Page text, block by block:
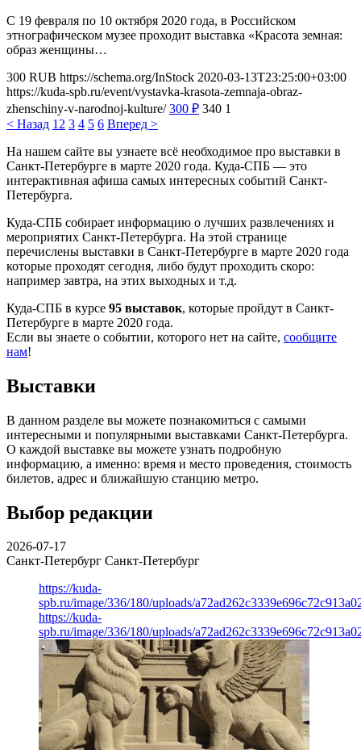
С 19 февраля по 10 октября 2020 года, в Российском
этнографическом музее проходит выставка «Красота земная:
образ женщины…
300 RUB https://schema.org/InStock 2020-03-13T23:25:00+03:00
https://kuda-spb.ru/event/vystavka-krasota-zemnaja-obraz-
zhenschiny-v-narodnoj-kulture/ 300 ₽ 340 1
< Назад 1 2 3 4 5 6 Вперед >
На нашем сайте вы узнаете всё необходимое про выставки в
Санкт-Петербурге в марте 2020 года. Куда-СПБ — это
интерактивная афиша самых интересных событий Санкт-
Петербурга.
Куда-СПБ собирает информацию о лучших развлечениях и
мероприятих Санкт-Петербурга. На этой странице
перечислены выставки в Санкт-Петербурге в марте 2020 года
которые проходят сегодня, либо будут проходить скоро:
например завтра, на этих выходных и т.д.
Куда-СПБ в курсе 95 выставок, которые пройдут в Санкт-
Петербурге в марте 2020 года.
Если вы знаете о событии, которого нет на сайте, сообщите
нам!
Выставки
В данном разделе вы можете познакомиться с самыми
интересными и популярными выставками Санкт-Петербурга.
О каждой выставке вы можете узнать подробную
информацию, а именно: время и место проведения, стоимость
билетов, адрес и ближайшую станцию метро.
Выбор редакции
2026-07-17
Санкт-Петербург Санкт-Петербург
https://kuda-
spb.ru/image/336/180/uploads/
https://kuda-
spb.ru/image/336/180/uploads/